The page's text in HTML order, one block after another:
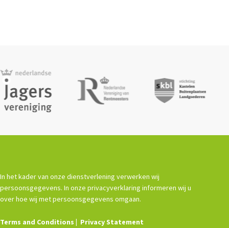
In het kader van onze dienstverlening verwerken wij
persoonsgegevens. In onze privacyverklaring informeren wij u
over hoe wij met persoonsgegevens omgaan.
Terms and Conditions Privacy Statement